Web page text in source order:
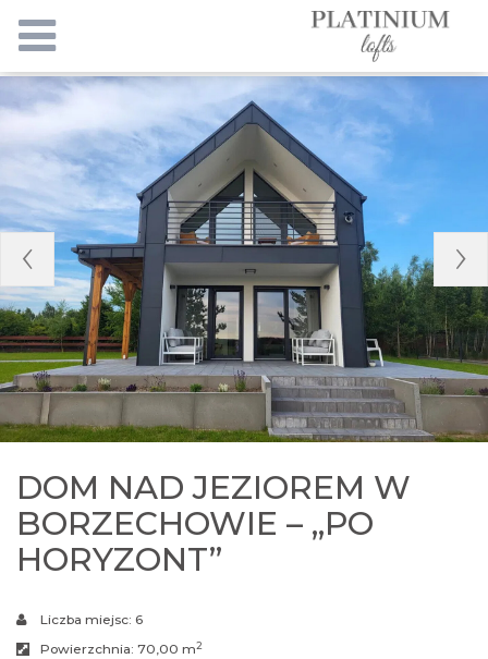
DOM NAD JEZIOREM W
BORZECHOWIE – „PO
HORYZONT”
Liczba miejsc: 6
Powierzchnia: 70,00 m2